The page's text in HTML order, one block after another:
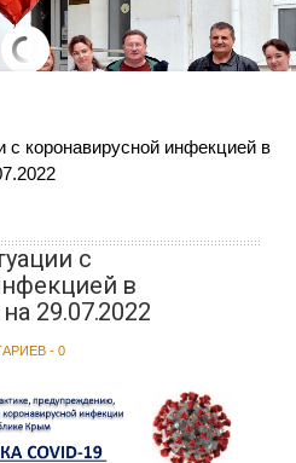
коронавирусной инфекцией в
с
в
29.07.2022
- 0